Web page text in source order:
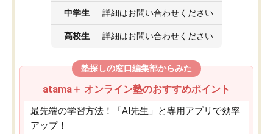
中学生 詳細はお問い合わせください
高校生 詳細はお問い合わせください
塾探しの窓口編集部からみた
atama＋ オンライン塾のおすすめポイント
最先端の学習方法！「AI先生」と専用アプリで効率
アップ！